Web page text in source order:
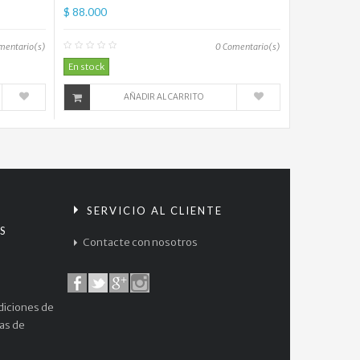
$ 88.000
0Comentario(s)
En stock
AÑADIR AL CARRITO
de
de
SERVICIO AL CLIENTE
Contacte con nosotros